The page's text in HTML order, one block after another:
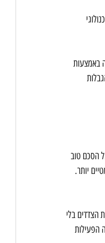
באמצעות
הסכם טוב
יותר.
הצדדים בלי
הפעילות